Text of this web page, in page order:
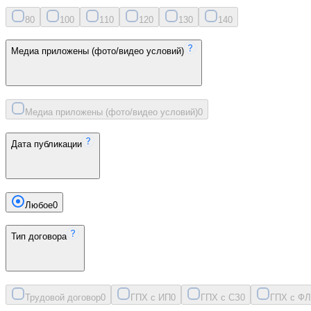
80 100 11 0 120 130 140
Медиа приложены (фото/видео условий)
Медиа приложены (фото/видео условий)0
Дата публикации
Любое0
Тип договора
Трудовой договор0 ГПХ с ИП0 ГПХ с СЗ0 ГПХ с ФЛ